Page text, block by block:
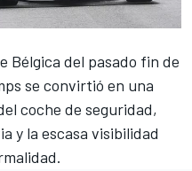
Bélgica del pasado fin de
se convirtió en una
coche de seguridad,
y la escasa visibilidad